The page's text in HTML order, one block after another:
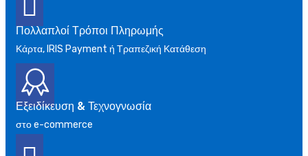
Πολλαπλοί Τρόποι Πληρωμής
Κάρτα, IRIS Payment ή Τραπεζική Κατάθεση
Εξειδίκευση & Τεχνογνωσία
στο e-commerce